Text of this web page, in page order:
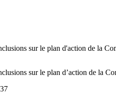
sur le plan d'action de la
sur le plan d’action de la